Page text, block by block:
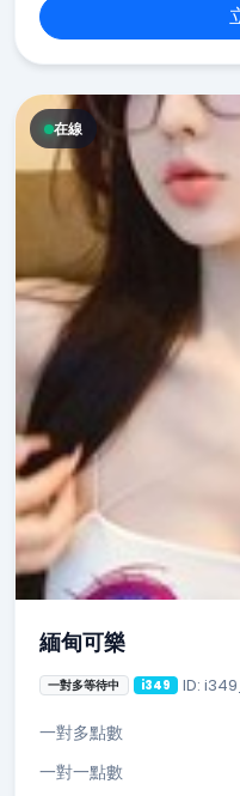
在線
緬甸可樂
一對多等待中 i349 ID:
一對多點數
一對一點數